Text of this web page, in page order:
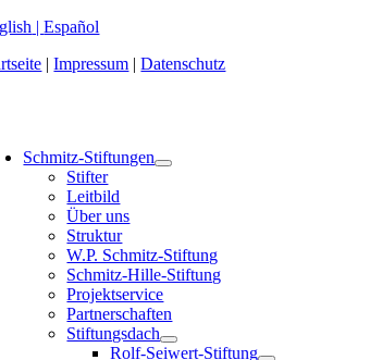
Zum
springen
|Español
|Impressum |Datenschutz
Schmitz-Stiftungen
Stifter
Leitbild
Über uns
Struktur
W.P. Schmitz-Stiftung
Schmitz-Hille-Stiftung
Projektservice
Partnerschaften
Stiftungsdach
Rolf-Seiwert-Stiftung